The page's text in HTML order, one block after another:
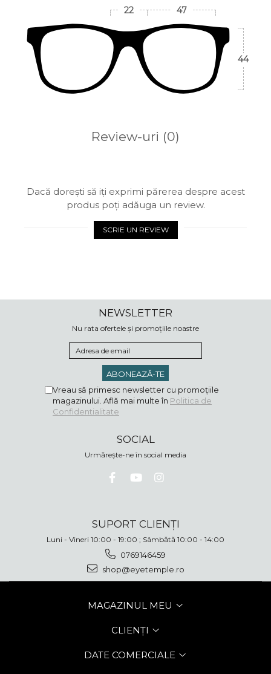
22 47
44
Review-uri (0)
Dacă dorești să iți exprimi părerea despre acest
produs poți adăuga un review.
SCRIE UN REVIEW
NEWSLETTER
Nu rata ofertele și promoțiile noastre
Vreau să primesc newsletter cu promoțiile
magazinului. Află mai multe în Politica de
Confidentialitate
SOCIAL
Urmărește-ne în social media
SUPORT CLIENȚI
Luni - Vineri 10:00 - 19:00 ; Sâmbătă 10:00 - 14:00
0769146459
shop@eyetemple.ro
MAGAZINUL MEU
CLIENȚI
DATE COMERCIALE